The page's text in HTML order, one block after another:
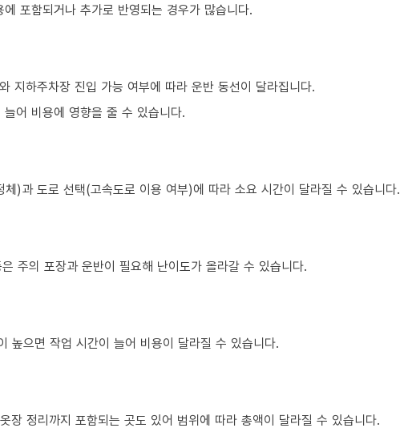
포함되거나 추가로 반영되는 경우가 많습니다.
지하주차장 진입 가능 여부에 따라 운반 동선이 달라집니다.
어 비용에 영향을 줄 수 있습니다.
)과 도로 선택(고속도로 이용 여부)에 따라 소요 시간이 달라질 수 있습니다.
은 주의 포장과 운반이 필요해 난이도가 올라갈 수 있습니다.
높으면 작업 시간이 늘어 비용이 달라질 수 있습니다.
장 정리까지 포함되는 곳도 있어 범위에 따라 총액이 달라질 수 있습니다.